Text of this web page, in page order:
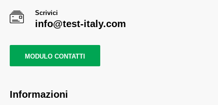
Scrivici
info@test-italy.com
MODULO CONTATTI
Informazioni